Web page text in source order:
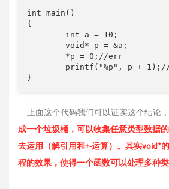
int main()
{
}
上面这个代码我们可以证实这个结论，
成一个垃圾桶，可以收集任意类型数据
去运用（解引用和+-运算）。其实void*
程的效果，使得一个函数可以处理多种类